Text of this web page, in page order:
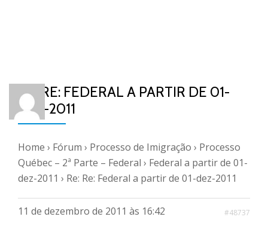
RE: RE: FEDERAL A PARTIR DE 01-
DEZ-2011
Home › Fórum › Processo de Imigração › Processo
Québec – 2ª Parte – Federal › Federal a partir de 01-
dez-2011 › Re: Re: Federal a partir de 01-dez-2011
11 de dezembro de 2011 às 16:42 #48737